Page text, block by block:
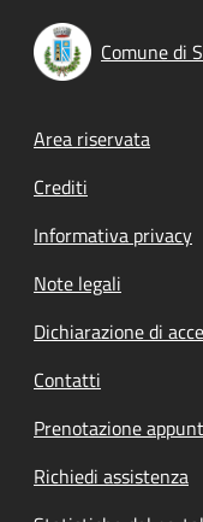
Comune di
Footer
Area riservata
Crediti
Informativa privacy
Note legali
Dichiarazione di
Contatti
Prenotazione
Richiedi assistenza